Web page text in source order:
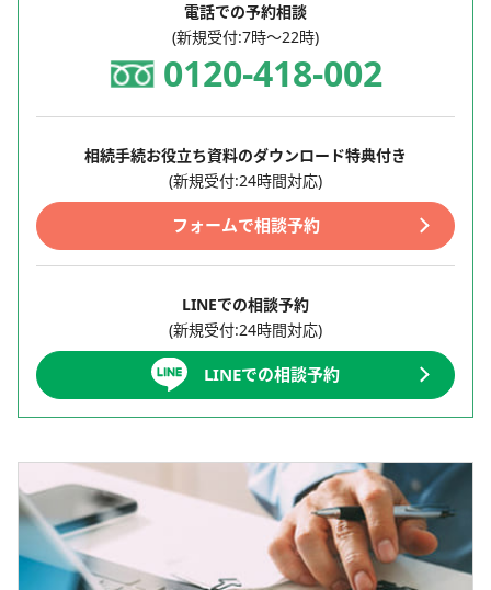
電話での予約相談
(新規受付:7時～22時)
0120-418-002
相続手続お役立ち資料のダウンロード特典付き
(新規受付:24時間対応)
フォームで相談予約
LINEでの相談予約
(新規受付:24時間対応)
LINEでの相談予約